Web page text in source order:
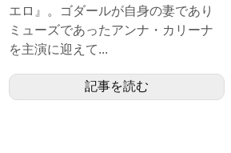
エロ』。ゴダールが自身の妻であり
ミューズであったアンナ・カリーナ
を主演に迎えて...
記事を読む